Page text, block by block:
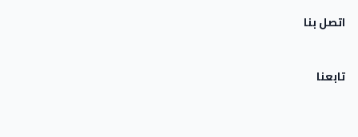
اتصل بنا
تابعنا